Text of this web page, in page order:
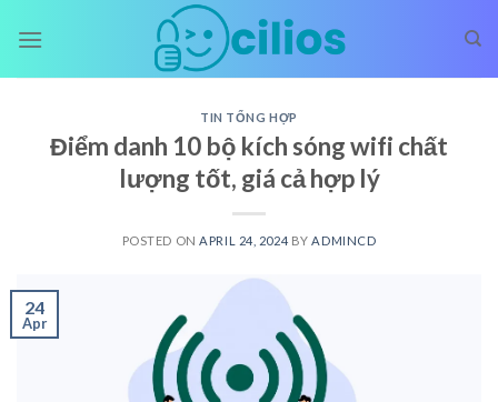
TIN TỔNG HỢP
Điểm danh 10 bộ kích sóng wifi chất
lượng tốt, giá cả hợp lý
POSTED ON APRIL 24, 2024 BY ADMINCD
24
Apr